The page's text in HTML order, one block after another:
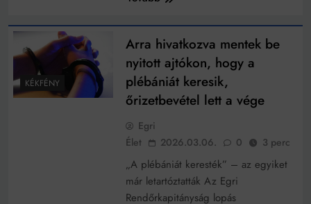
KÉKFÉNY
Arra hivatkozva mentek be
nyitott ajtókon, hogy a
plébániát keresik,
őrizetbevétel lett a vége
Egri
Élet
2026.03.06. 0 3 perc
„A plébániát keresték” – az egyiket
már letartóztatták Az Egri
Rendőrkapitányság lopás